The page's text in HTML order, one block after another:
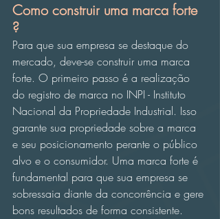
Como construir uma marca forte
?
Para que sua empresa se destaque do
mercado, deve-se construir uma marca
forte. O primeiro passo é a realização
do registro de marca no INPI - Instituto
Nacional da Propriedade Industrial. Isso
garante sua propriedade sobre a marca
e seu posicionamento perante o público
alvo e o consumidor. Uma marca forte é
fundamental para que sua empresa se
sobressaia diante da concorrência e gere
bons resultados de forma consistente.